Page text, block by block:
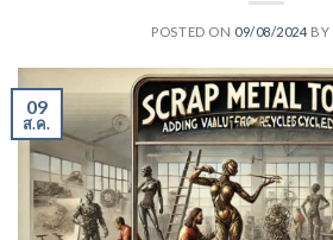
POSTED ON 09/08/2024 BY
09
ส.ค.